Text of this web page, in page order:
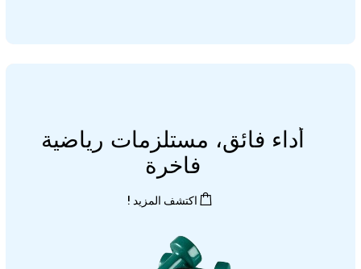
أداء فائق، مستلزمات رياضية
فاخرة
اكتشف المزيد !